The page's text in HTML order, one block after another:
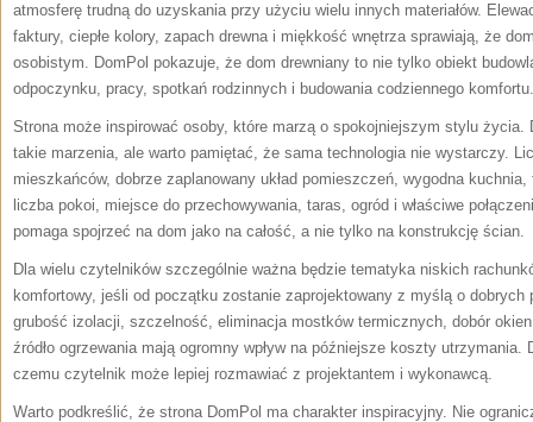
atmosferę trudną do uzyskania przy użyciu wielu innych materiałów.
faktury, ciepłe kolory, zapach drewna i miękkość wnętrza sprawiają, że
osobistym. DomPol pokazuje, że dom drewniany to nie tylko obiekt
odpoczynku, pracy, spotkań rodzinnych i budowania codziennego komfortu.
Strona może inspirować osoby, które marzą o spokojniejszym stylu życia.
takie marzenia, ale warto pamiętać, że sama technologia nie wystarczy.
mieszkańców, dobrze zaplanowany układ pomieszczeń, wygodna
liczba pokoi, miejsce do przechowywania, taras, ogród i właściwe
pomaga spojrzeć na dom jako na całość, a nie tylko na konstrukcję ścian.
Dla wielu czytelników szczególnie ważna będzie tematyka niskich
komfortowy, jeśli od początku zostanie zaprojektowany z myślą o dobrych
grubość izolacji, szczelność, eliminacja mostków termicznych, dobór
źródło ogrzewania mają ogromny wpływ na późniejsze koszty
czemu czytelnik może lepiej rozmawiać z projektantem i wykonawcą.
Warto podkreślić, że strona DomPol ma charakter inspiracyjny. Nie